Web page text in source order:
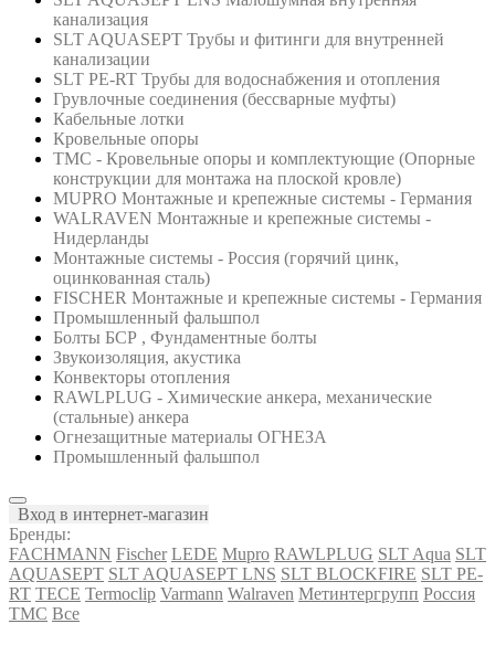
канализация
SLT AQUASEPT Трубы и фитинги для внутренней
канализации
SLT PE-RT Трубы для водоснабжения и отопления
Грувлочные соединения (бессварные муфты)
Кабельные лотки
Кровельные опоры
ТМС - Кровельные опоры и комплектующие (Опорные
конструкции для монтажа на плоской кровле)
MUPRO Монтажные и крепежные системы - Германия
WALRAVEN Монтажные и крепежные системы -
Нидерланды
Монтажные системы - Россия (горячий цинк,
оцинкованная сталь)
FISCHER Монтажные и крепежные системы - Германия
Промышленный фальшпол
Болты БСР , Фундаментные болты
Звукоизоляция, акустика
Конвекторы отопления
RAWLPLUG - Химические анкера, механические
(стальные) анкера
Огнезащитные материалы ОГНЕЗА
Промышленный фальшпол
Вход в интернет-магазин
Бренды:
FACHMANN Fischer LEDE Mupro RAWLPLUG SLT Aqua SLT
AQUASEPT SLT AQUASEPT LNS SLT BLOCKFIRE SLT PE-
RT TECE Termoclip Varmann Walraven Метинтергрупп Россия
ТМС Все